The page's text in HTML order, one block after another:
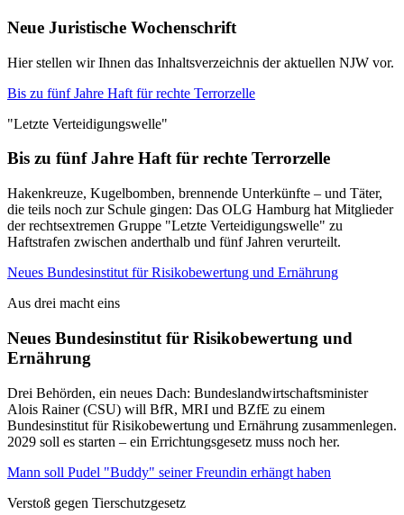
Neue Juristische Wochenschrift
Hier stellen wir Ihnen das Inhaltsverzeichnis der aktuellen NJW vor.
Bis zu fünf Jahre Haft für rechte Terrorzelle
"Letzte Verteidigungswelle"
Bis zu fünf Jahre Haft für rechte Terrorzelle
Hakenkreuze, Kugelbomben, brennende Unterkünfte – und Täter,
die teils noch zur Schule gingen: Das OLG Hamburg hat Mitglieder
der rechtsextremen Gruppe "Letzte Verteidigungswelle" zu
Haftstrafen zwischen anderthalb und fünf Jahren verurteilt.
Neues Bundesinstitut für Risikobewertung und Ernährung
Aus drei macht eins
Neues Bundesinstitut für Risikobewertung und
Ernährung
Drei Behörden, ein neues Dach: Bundeslandwirtschaftsminister
Alois Rainer (CSU) will BfR, MRI und BZfE zu einem
Bundesinstitut für Risikobewertung und Ernährung zusammenlegen.
2029 soll es starten – ein Errichtungsgesetz muss noch her.
Mann soll Pudel "Buddy" seiner Freundin erhängt haben
Verstoß gegen Tierschutzgesetz